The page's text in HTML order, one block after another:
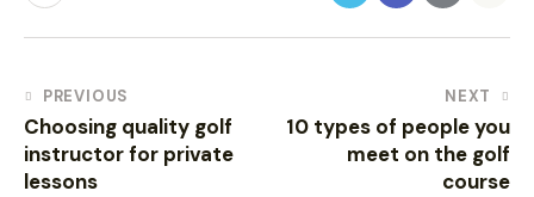
PREVIOUS
Choosing quality golf
instructor for private
lessons
NEXT
10 types of people you
meet on the golf
course